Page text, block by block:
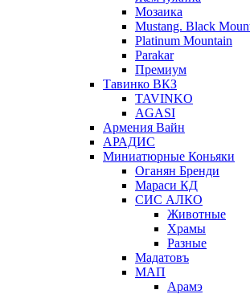
Мозаика
Mustang. Black
Platinum Mountain
Parakar
Премиум
Тавинко ВКЗ
TAVINKO
AGASI
Армения Вайн
АРАДИС
Миниатюрные Коньяки
Оганян Бренди
Мараси КД
СИС АЛКО
Животные
Храмы
Разные
Мадатовъ
МАП
Арамэ